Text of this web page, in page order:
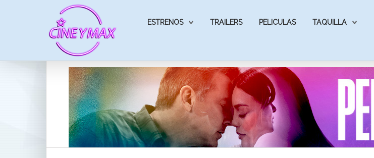
ESTRENOS TRAILERS PELICULAS TAQUILLA